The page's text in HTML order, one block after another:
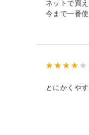
ネットで買
今まで一番
とにかくや